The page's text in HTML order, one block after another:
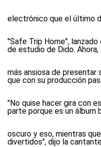
electrónico que el último
"Safe Trip Home",
de estudio de Dido.
más ansiosa de presentar
que con su producción
"No quise hacer gira con
parte porque es un álbum
oscuro y eso, mientras
divertidos", dijo la